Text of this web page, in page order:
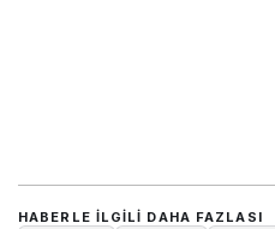
HABERLE ILGILI DAHA FAZLASI